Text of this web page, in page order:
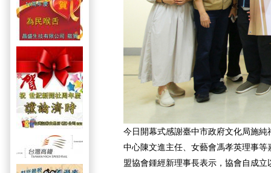
今日開幕式感謝臺中市政府文化局施
中心陳文進主任、女藝會馮孝英理事
盟協會鍾經新理事長表示，協會自成